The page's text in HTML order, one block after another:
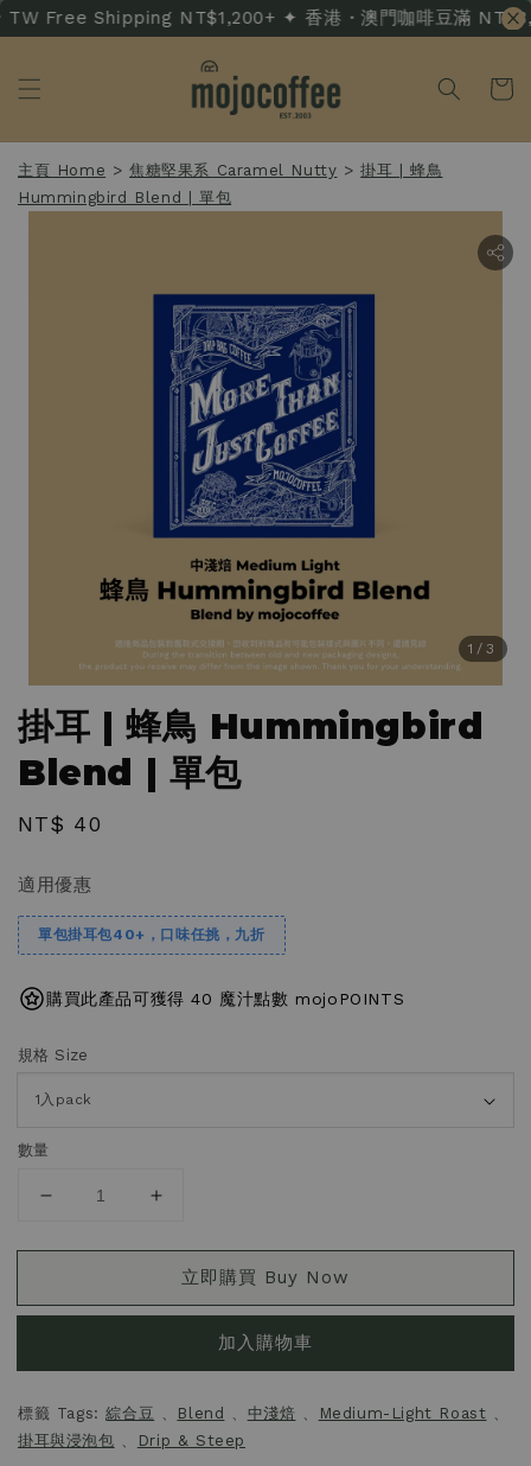
Free Shipping NT$1,200+ ✦ 香港・澳門咖啡豆滿
主頁 Home >焦糖堅果系 Caramel Nutty >掛耳 | 蜂鳥
Hummingbird Blend | 單包
1 /3
掛耳 | 蜂鳥 Hummingbird
Blend | 單包
Regular
NT$ 40
適用優惠
單包掛耳包40+，口味任挑，九折
購買此產品可獲得 40 魔汁點數 mojoPOINTS
規格 Size
數量
立即購買 Buy Now
加入購物車
標籤 Tags:綜合豆 、 Blend 、 中淺焙 、 Medium-Light Roast 、
掛耳與浸泡包 、 Drip & Steep